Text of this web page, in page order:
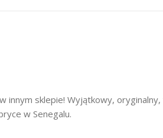
innym sklepie! Wyjątkowy, oryginalny,
w Senegalu.